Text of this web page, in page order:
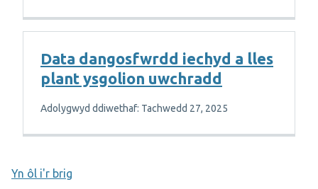
Data dangosfwrdd iechyd a lles
plant ysgolion uwchradd
Adolygwyd ddiwethaf: Tachwedd 27, 2025
Yn ôl i'r brig